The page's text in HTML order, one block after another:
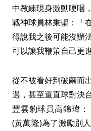
中教練現身激動哽咽
戰神球員林秉聖：「
得說我之後可能沒辦
可以讓我鞭策自己更
從不被看好到破繭而
遇，甚至還直球對決
豐雲豹球員高錦瑋
(黃萬隆)為了激勵別